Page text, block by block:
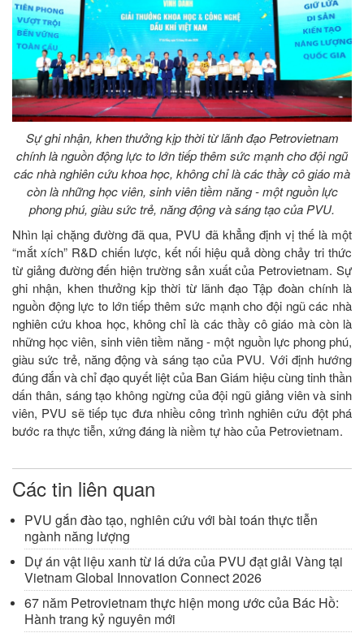
Sự ghi nhận, khen thưởng kịp thời từ lãnh đạo Petrovietnam
chính là nguồn động lực to lớn tiếp thêm sức mạnh cho đội ngũ
các nhà nghiên cứu khoa học, không chỉ là các thầy cô giáo mà
còn là những học viên, sinh viên tiềm năng - một nguồn lực
phong phú, giàu sức trẻ, năng động và sáng tạo của PVU.
Nhìn lại chặng đường đã qua, PVU đã khẳng định vị thế là một
“mắt xích” R&D chiến lược, kết nối hiệu quả dòng chảy tri thức
từ giảng đường đến hiện trường sản xuất của Petrovietnam. Sự
ghi nhận, khen thưởng kịp thời từ lãnh đạo Tập đoàn chính là
nguồn động lực to lớn tiếp thêm sức mạnh cho đội ngũ các nhà
nghiên cứu khoa học, không chỉ là các thầy cô giáo mà còn là
những học viên, sinh viên tiềm năng - một nguồn lực phong phú,
giàu sức trẻ, năng động và sáng tạo của PVU. Với định hướng
đúng đắn và chỉ đạo quyết liệt của Ban Giám hiệu cùng tinh thần
dấn thân, sáng tạo không ngừng của đội ngũ giảng viên và sinh
viên, PVU sẽ tiếp tục đưa nhiều công trình nghiên cứu đột phá
bước ra thực tiễn, xứng đáng là niềm tự hào của Petrovietnam.
Các tin liên quan
PVU gắn đào tạo, nghiên cứu với bài toán thực tiễn
ngành năng lượng
Dự án vật liệu xanh từ lá dứa của PVU đạt giải Vàng tại
Vietnam Global Innovation Connect 2026
67 năm Petrovietnam thực hiện mong ước của Bác Hồ:
Hành trang kỷ nguyên mới